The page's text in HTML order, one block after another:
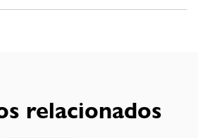
relacionados